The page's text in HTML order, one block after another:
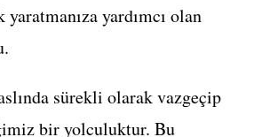
yaratmanıza yardımcı olan
sürekli olarak vazgeçip
bir yolculuktur. Bu